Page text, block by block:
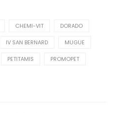
CHEMI-VIT DORADO
IV SAN BERNARD MUGUE
PETITAMIS PROMOPET